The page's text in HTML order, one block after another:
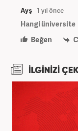
Ayş 1 yıl önce
Hangi üniversite
Beğen
İLGİNİZİ